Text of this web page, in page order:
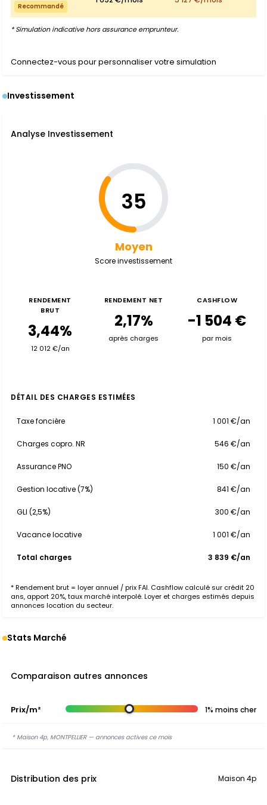
Recommandé
* Simulation indicative hors assurance emprunteur.
Connectez-vous pour personnaliser votre simulation
Investissement
Analyse Investissement
35
Moyen
Score investissement
RENDEMENT
BRUT
3,44%
12 012 €/an
RENDEMENT NET
2,17%
après charges
CASHFLOW
-1 504 €
par mois
DÉTAIL DES CHARGES ESTIMÉES
Taxe foncière 1 001 €/an
Charges copro. NR 546 €/an
Assurance PNO 150 €/an
Gestion locative (7%) 841 €/an
GLI (2,5%) 300 €/an
Vacance locative 1 001 €/an
Total charges 3 839 €/an
* Rendement brut = loyer annuel / prix FAI. Cashflow calculé sur crédit 20
ans, apport 20%, taux marché interpolé. Loyer et charges estimés depuis
annonces location du secteur.
Stats Marché
Comparaison autres annonces
Prix/m² 1% moins cher
* Maison 4p, MONTPELLIER — annonces actives ce mois
Distribution des prix Maison 4p